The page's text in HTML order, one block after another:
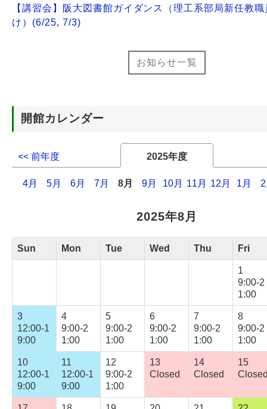
【講習会】阪大図書館ガイダンス（理工系部局新任教
け）(6/25, 7/3)
お知らせ一覧
開館カレンダー
<< 前年度 2025年度
4月 5月 6月 7月 8月 9月 10月 11月 12月 1月
2025年8月
Sun Mon Tue Wed Thu Fri
1
9:00-2
1:00
3
12:00-1
9:00
4
9:00-2
1:00
5
9:00-2
1:00
6
9:00-2
1:00
7
9:00-2
1:00
8
9:00-2
1:00
10
12:00-1
9:00
11
12:00-1
9:00
12
9:00-2
1:00
13
Closed
14
Closed
15